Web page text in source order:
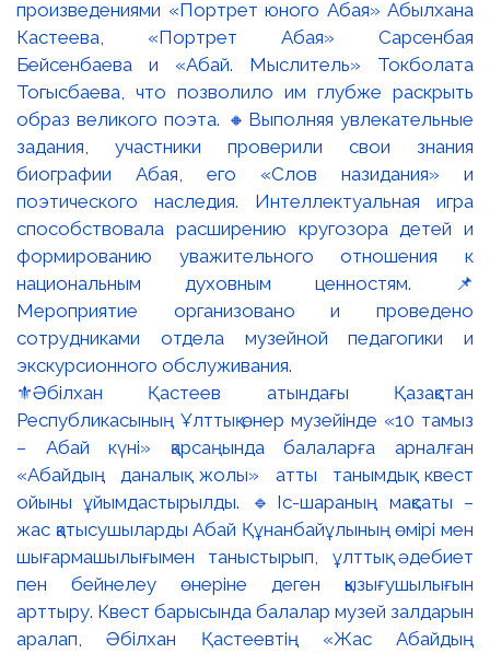
⚜️Әбілхан Қастеев атындағы Қазақстан
Республикасының Ұлттық өнер музейінде «10 тамыз
– Абай күні» қарсаңында балаларға арналған
«Абайдың даналық жолы» атты танымдық квест
ойыны ұйымдастырылды. 🔹Іс-шараның мақсаты –
жас қатысушыларды Абай Құнанбайұлының өмірі мен
шығармашылығымен таныстырып, ұлттық әдебиет
пен бейнелеу өнеріне деген қызығушылығын
арттыру. Квест барысында балалар музей залдарын
аралап, Әбілхан Қастеевтің «Жас Абайдың